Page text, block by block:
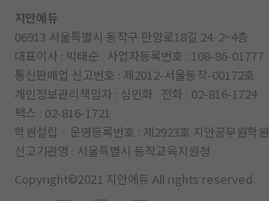
지안에듀
06913 서울특별시 동작구 만양로18길 24. 2~4층
대표이사 : 박태순 사업자등록번호 : 108-86-01777
통신판매업 신고번호 : 제2012-서울동작-00172호
개인정보관리책임자 : 심인화 전화 : 02-816-1724
팩스 : 02-816-1721
학원설립 · 운영등록번호 : 제2923호 지안공무원학원
신고기관명 : 서울특별시 동작교육지원청
Copyright©2021 지안에듀 All rights reserved.